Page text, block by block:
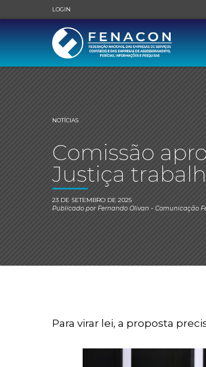
LOGIN
NOTÍCIAS
Comissão
Justiça
23 DE SETEMBRO DE 2025
Publicado porFernando Olivan- Comunicação
Para virar lei, a proposta